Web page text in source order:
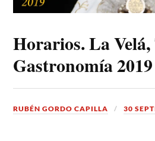
Horarios. La
Gastronomía 2019
RUBÉN GORDO CAPILLA 30